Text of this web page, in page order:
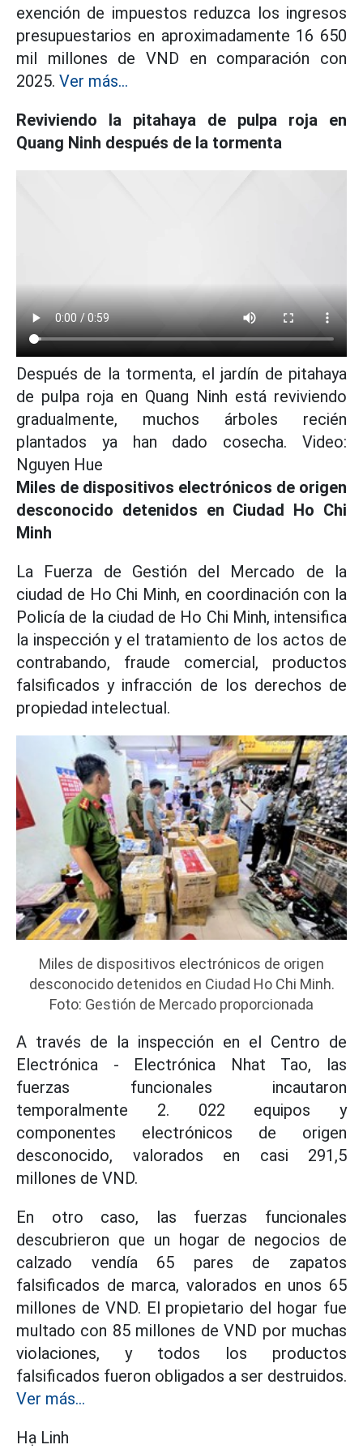
exención de impuestos reduzca los ingresos
presupuestarios en aproximadamente 16 650
mil millones de VND en comparación con
2025. Ver más...
Reviviendo la pitahaya de pulpa roja en
Quang Ninh después de la tormenta
Después de la tormenta, el jardín de pitahaya
de pulpa roja en Quang Ninh está reviviendo
gradualmente, muchos árboles recién
plantados ya han dado cosecha. Video:
Nguyen Hue
Miles de dispositivos electrónicos de origen
desconocido detenidos en Ciudad Ho Chi
Minh
La Fuerza de Gestión del Mercado de la
ciudad de Ho Chi Minh, en coordinación con la
Policía de la ciudad de Ho Chi Minh, intensifica
la inspección y el tratamiento de los actos de
contrabando, fraude comercial, productos
falsificados y infracción de los derechos de
propiedad intelectual.
Miles de dispositivos electrónicos de origen
desconocido detenidos en Ciudad Ho Chi Minh.
Foto: Gestión de Mercado proporcionada
A través de la inspección en el Centro de
Electrónica - Electrónica Nhat Tao, las
fuerzas funcionales incautaron
temporalmente 2. 022 equipos y
componentes electrónicos de origen
desconocido, valorados en casi 291,5
millones de VND.
En otro caso, las fuerzas funcionales
descubrieron que un hogar de negocios de
calzado vendía 65 pares de zapatos
falsificados de marca, valorados en unos 65
millones de VND. El propietario del hogar fue
multado con 85 millones de VND por muchas
violaciones, y todos los productos
falsificados fueron obligados a ser destruidos.
Ver más...
Hạ Linh